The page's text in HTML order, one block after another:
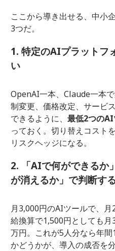
ここから導き出せる、中小
3つだ。
1. 特定のAIプラットフ
い
OpenAI一本、Claude一本
制変更、価格改定、サー
できるように、 最低2つの
っておく。切り替えコスト
リスクヘッジになる。
2. 「AIで何ができるか
が消えるか」で判断す
月3,000円のAIツールで、
給換算で1,500円としても
万円。これが5人分なら年
かどうかが、導入の成否を分